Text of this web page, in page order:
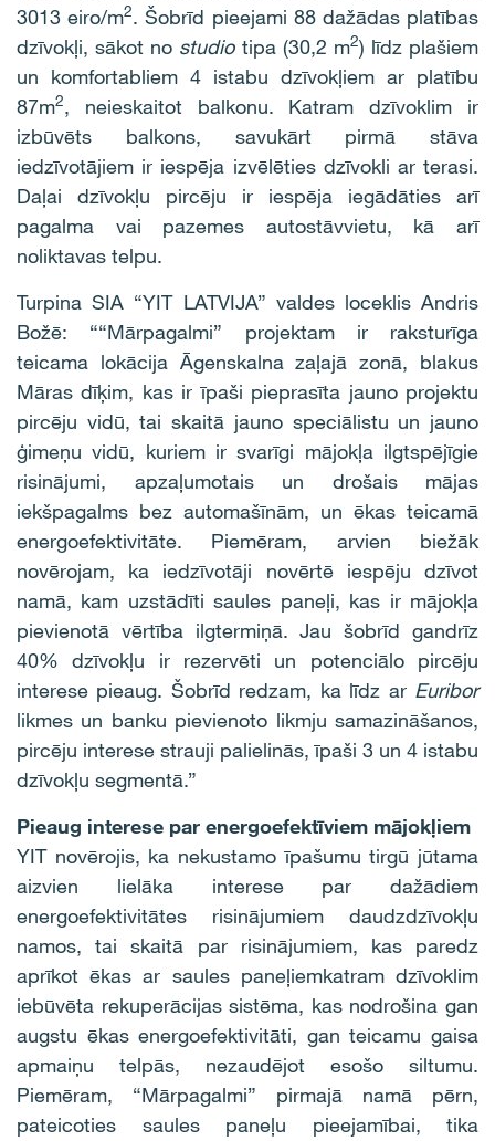
3013 eiro/m2. Šobrīd pieejami 88 dažādas platības
dzīvokļi, sākot no studiotipa (30,2 m2) līdz plašiem
un komfortabliem 4 istabu dzīvokļiem ar platību
87m2, neieskaitot balkonu. Katram dzīvoklim ir
izbūvēts balkons, savukārt pirmā stāva
iedzīvotājiem ir iespēja izvēlēties dzīvokli ar terasi.
Daļai dzīvokļu pircēju ir iespēja iegādāties arī
pagalma vai pazemes autostāvvietu, kā arī
noliktavas telpu.
Turpina SIA “YIT LATVIJA” valdes loceklis Andris
Božē: ““Mārpagalmi” projektam ir raksturīga
teicama lokācija Āgenskalna zaļajā zonā, blakus
Māras dīķim, kas ir īpaši pieprasīta jauno projektu
pircēju vidū, tai skaitā jauno speciālistu un jauno
ģimeņu vidū, kuriem ir svarīgi mājokļa ilgtspējīgie
risinājumi, apzaļumotais un drošais mājas
iekšpagalms bez automašīnām, un ēkas teicamā
energoefektivitāte. Piemēram, arvien biežāk
novērojam, ka iedzīvotāji novērtē iespēju dzīvot
namā, kam uzstādīti saules paneļi, kas ir mājokļa
pievienotā vērtība ilgtermiņā. Jau šobrīd gandrīz
40% dzīvokļu ir rezervēti un potenciālo pircēju
interese pieaug. Šobrīd redzam, ka līdz ar Euribor
likmes un banku pievienoto likmju samazināšanos,
pircēju interese strauji palielinās, īpaši 3 un 4 istabu
dzīvokļu segmentā.”
Pieaug interese par energoefektīviem mājokļiem
YIT novērojis, ka nekustamo īpašumu tirgū jūtama
aizvien lielāka interese par dažādiem
energoefektivitātes risinājumiem daudzdzīvokļu
namos, tai skaitā par risinājumiem, kas paredz
aprīkot ēkas ar saules paneļiemkatram dzīvoklim
iebūvēta rekuperācijas sistēma, kas nodrošina gan
augstu ēkas energoefektivitāti, gan teicamu gaisa
apmaiņu telpās, nezaudējot esošo siltumu.
Piemēram, “Mārpagalmi” pirmajā namā pērn,
pateicoties saules paneļu pieejamībai, tika